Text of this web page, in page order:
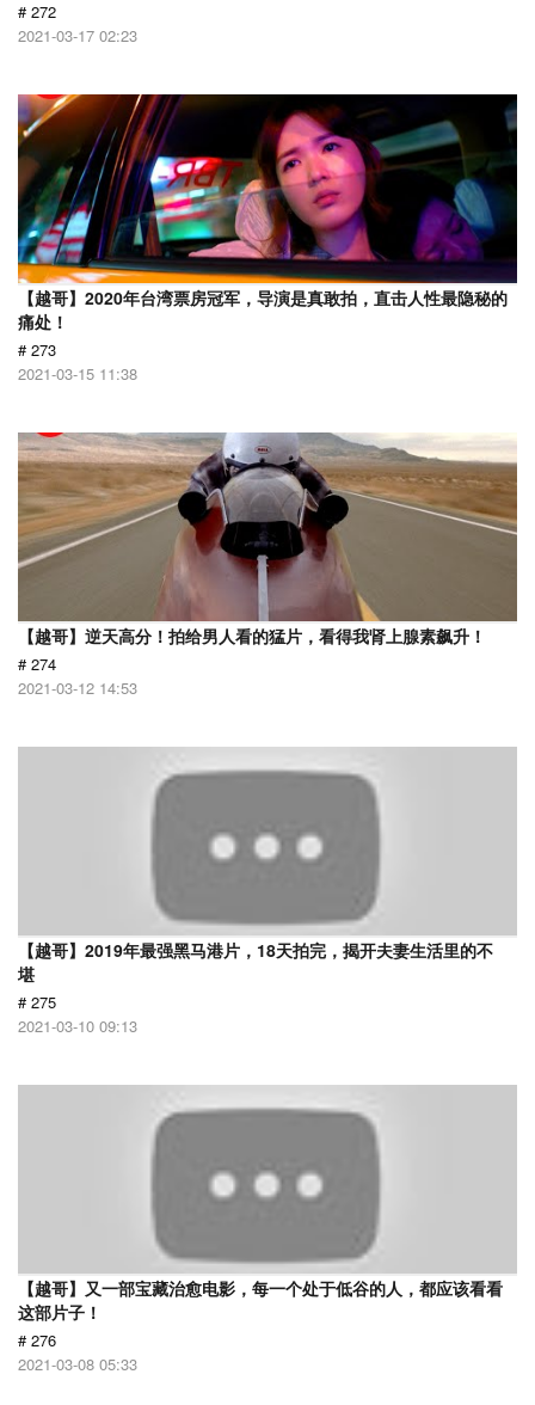
# 272
2021-03-17 02:23
【越哥】2020年台湾票房冠军，导演是真敢拍，直击人性最隐秘的
痛处！
# 273
2021-03-15 11:38
【越哥】逆天高分！拍给男人看的猛片，看得我肾上腺素飙升！
# 274
2021-03-12 14:53
【越哥】2019年最强黑马港片，18天拍完，揭开夫妻生活里的不
堪
# 275
2021-03-10 09:13
【越哥】又一部宝藏治愈电影，每一个处于低谷的人，都应该看看
这部片子！
# 276
2021-03-08 05:33